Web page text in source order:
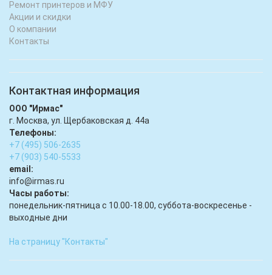
Ремонт принтеров и МФУ
Акции и скидки
О компании
Контакты
Контактная информация
ООО "Ирмас"
г. Москва, ул. Щербаковская д. 44а
Телефоны:
+7 (495) 506-2635
+7 (903) 540-5533
email:
infо@irmas.ru
Часы работы:
понедельник-пятница с 10.00-18.00, суббота-воскресенье -
выходные дни
На страницу "Контакты"